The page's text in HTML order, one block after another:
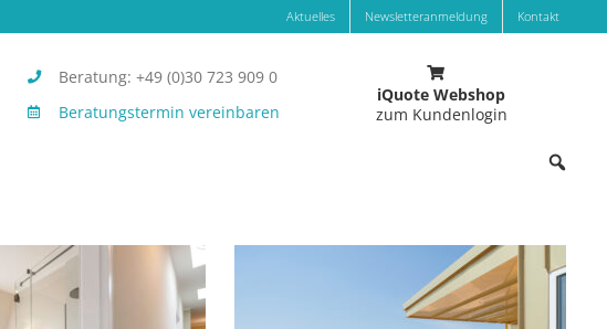
Aktuelles Newsletteranmeldung Kontakt
Beratung: +49 (0)30 723 909 0
Beratungstermin vereinbaren
iQuote Webshop
zum Kundenlogin